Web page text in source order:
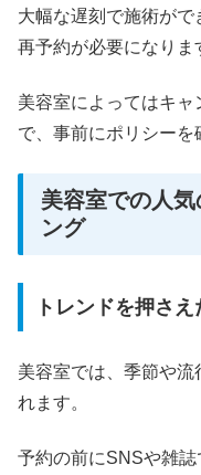
大幅な遅刻で施術が
再予約が必要になりま
美容室によってはキ
で、事前にポリシーを
美容室での人
ング
トレンドを押さ
美容室では、季節や流
れます。
予約の前にSNSや雑